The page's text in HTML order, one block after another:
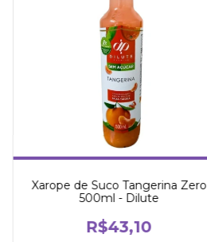
Xarope de Suco Tangerina Zero
500ml - Dilute
R$43,10